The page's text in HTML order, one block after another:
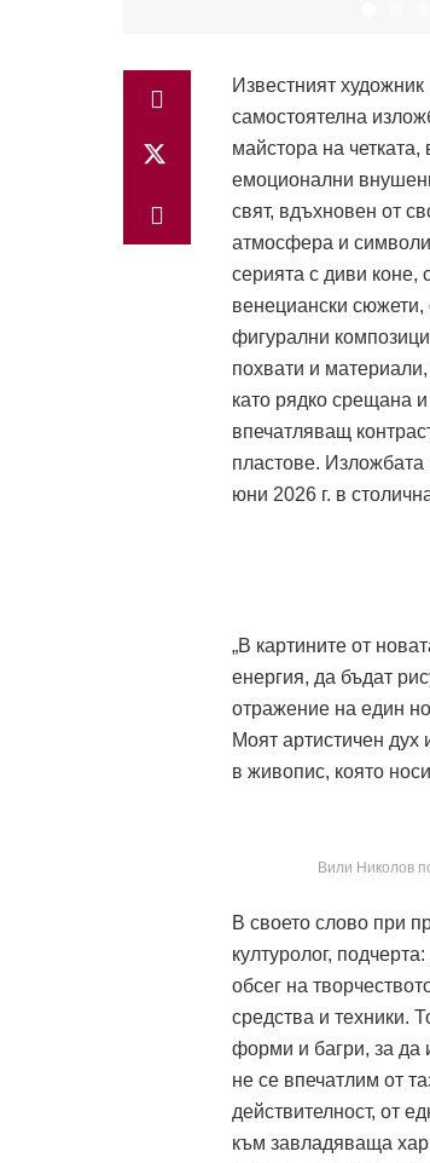
Известният
самостоятелна
майстора на
емоционални
свят, вдъхновен от
атмосфера и
серията с диви коне,
венециански сюжети,
фигурални
похвати и
като рядко срещана
впечатляващ
пластове.
юни 2026 г. в
„В картините от
енергия, да бъдат
отражение на един
Моят артистичен дух
в живопис, която
Вили Николов
В своето слово при
културолог,
обсег на
средства и техники.
форми и багри, за да
не се впечатлим от
действителност, от
към завладяваща